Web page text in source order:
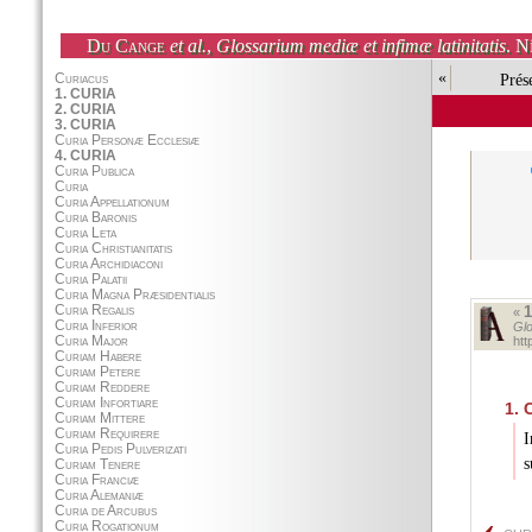
Du Cange et al., Glossarium mediæ et infimæ latinitatis.
«
«
1.